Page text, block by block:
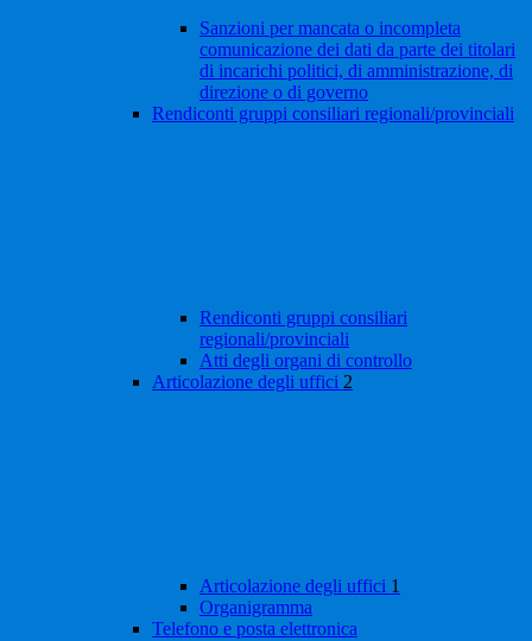
Sanzioni per mancata o incompleta
comunicazione dei dati da parte dei titolari
di incarichi politici, di amministrazione, di
direzione o di governo
Rendiconti gruppi consiliari regionali/provinciali
Rendiconti gruppi consiliari
regionali/provinciali
Atti degli organi di controllo
Articolazione degli uffici 2
Articolazione degli uffici 1
Organigramma
Telefono e posta elettronica